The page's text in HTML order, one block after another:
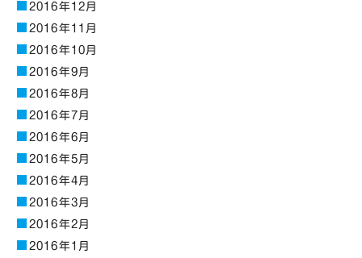
2016年12月
2016年11月
2016年10月
2016年9月
2016年8月
2016年7月
2016年6月
2016年5月
2016年4月
2016年3月
2016年2月
2016年1月